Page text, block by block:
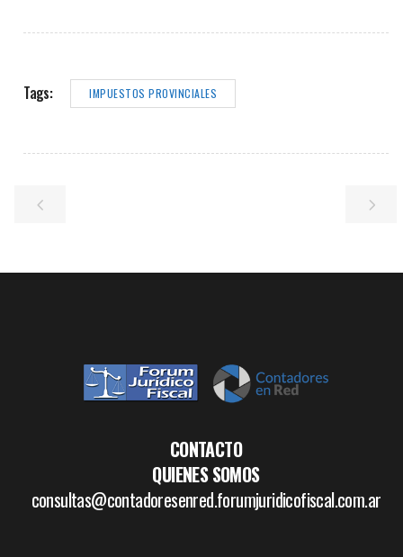
Tags: IMPUESTOS PROVINCIALES
CONTACTO
QUIENES SOMOS
consultas@contadoresenred.forumjuridicofiscal.com.ar